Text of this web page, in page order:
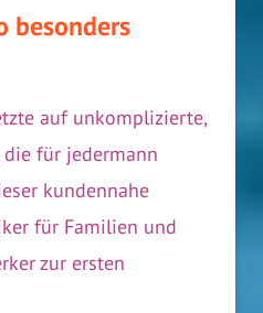
besonders
auf unkomplizierte,
für jedermann
kundennahe
für Familien und
zur ersten